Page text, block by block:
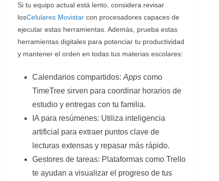
Si tu equipo actual está lento, considera revisar
losCelulares Movistar con procesadores capaces de
ejecutar estas herramientas. ​Además, prueba estas
herramientas digitales para potenciar tu productividad
y mantener el orden en todas tus materias escolares:
​Calendarios compartidos: Apps como
TimeTree sirven para coordinar horarios de
estudio y entregas con tu familia.
​IA para resúmenes: Utiliza inteligencia
artificial para extraer puntos clave de
lecturas extensas y repasar más rápido.
​Gestores de tareas: Plataformas como Trello
te ayudan a visualizar el progreso de tus